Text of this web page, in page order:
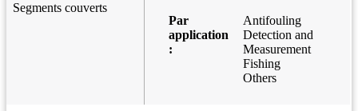
Segments couverts
Par
application
:
Antifouling
Detection and
Measurement
Fishing
Others